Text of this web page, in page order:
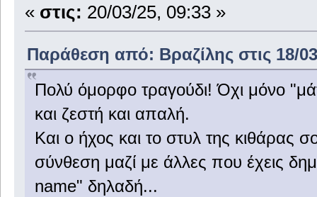
« στις: 20/03/25, 09:33 »
Παράθεση από: Βραζίλης στις 18/
Πολύ όμορφο τραγούδι! Όχι μόνο
και ζεστή και απαλή.
Και ο ήχος και το στυλ της κιθάρας
σύνθεση μαζί με άλλες που έχεις
name" δηλαδή...